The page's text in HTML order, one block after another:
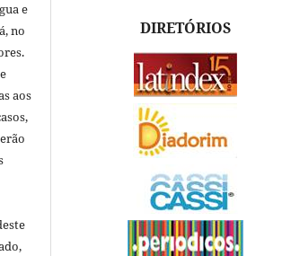
e
no
aos
DIRETÓRIOS